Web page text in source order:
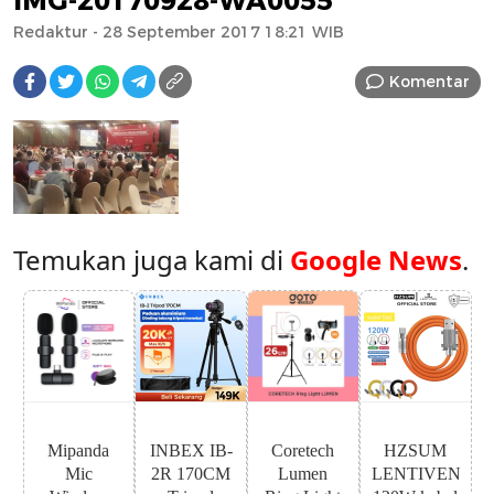
Redaktur - 28 September 2017 18:21 WIB
Komentar
Temukan juga kami di Google News.
Mipanda
Mic
INBEX IB-
2R 170CM
Coretech
Lumen
HZSUM
LENTIVEN